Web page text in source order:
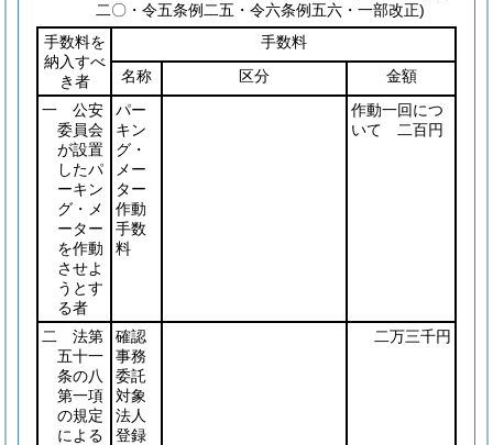
二〇・令五条例二五・令六条例五六・一部改正)
手数料を
納入すべ
き者
手数料
名称
区分
金額
一 公安
委員会
が設置
したパ
ーキン
グ・メ
ーター
を作動
させよ
うとす
る者
パー
キン
グ・
メー
ター
作動
手数
料
作動一回につ
いて 二百円
二 法第
五十一
条の八
第一項
の規定
による
確認
事務
委託
対象
法人
登録
二万三千円